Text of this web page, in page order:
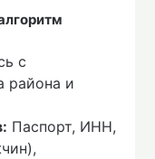
с
района и
Паспорт, ИНН,